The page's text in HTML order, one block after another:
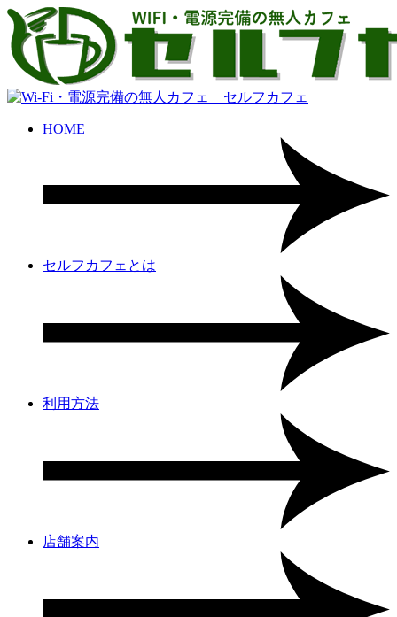
HOME
セルフカフェとは
利用方法
店舗案内